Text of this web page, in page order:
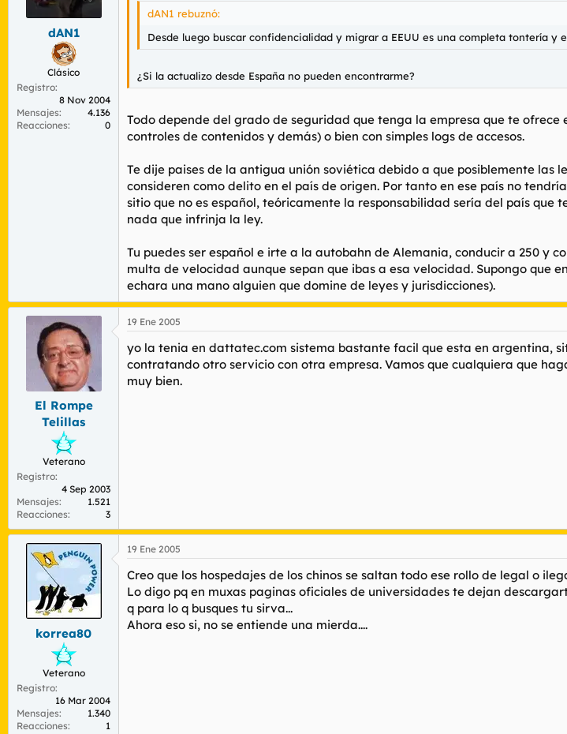
dAN1
Clásico
Registro
8 Nov 2004
Mensajes
4.136
Reacciones
0
dAN1 rebuznó:
Desde luego buscar confidencialidad y migrar a EEUU es una completa tontería
¿Si la actualizo desde España no pueden encontrarme?
Todo depende del grado de seguridad que tenga la empresa que te
controles de contenidos y demás) o bien con simples logs de accesos.
Te dije paises de la antigua unión soviética debido a que posiblemente
consideren como delito en el país de origen. Por tanto en ese país no
sitio que no es español, teóricamente la responsabilidad sería del país
nada que infrinja la ley.
Tu puedes ser español e irte a la autobahn de Alemania, conducir a 250 y
multa de velocidad aunque sepan que ibas a esa velocidad. Supongo
echara una mano alguien que domine de leyes y jurisdicciones).
El Rompe
Telillas
Veterano
Registro
4 Sep 2003
Mensajes
1.521
Reacciones
3
19 Ene 2005
yo la tenia en dattatec.com sistema bastante facil que esta en argentina,
contratando otro servicio con otra empresa. Vamos que cualquiera que
muy bien.
korrea80
Veterano
Registro
16 Mar 2004
Mensajes
1.340
Reacciones
1
19 Ene 2005
Creo que los hospedajes de los chinos se saltan todo ese rollo de legal o
Lo digo pq en muxas paginas oficiales de universidades te dejan
q para lo q busques tu sirva...
Ahora eso si, no se entiende una mierda....